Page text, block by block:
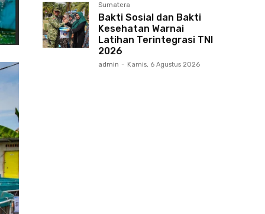
Sumatera
Bakti Sosial dan Bakti
Kesehatan Warnai
Latihan Terintegrasi TNI
2026
admin - Kamis, 6 Agustus 2026